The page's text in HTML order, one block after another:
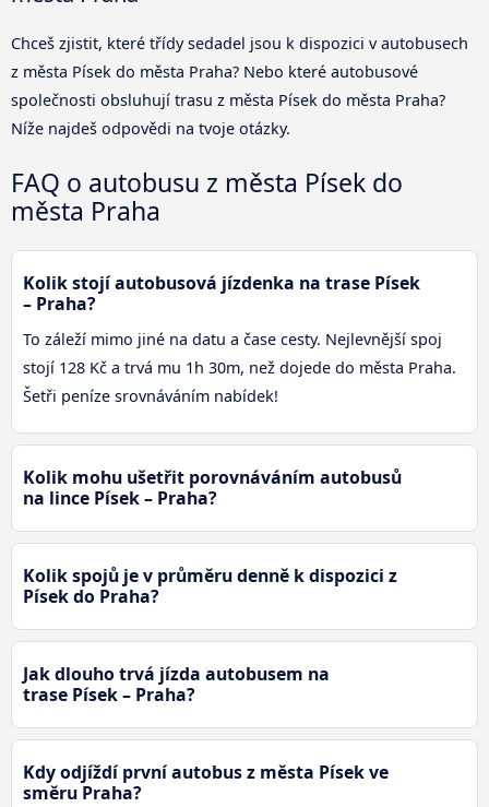
Chceš zjistit, které třídy sedadel jsou k dispozici v autobusech
z města Písek do města Praha? Nebo které autobusové
společnosti obsluhují trasu z města Písek do města Praha?
Níže najdeš odpovědi na tvoje otázky.
FAQ o autobusu z města Písek do
města Praha
Kolik stojí autobusová jízdenka na trase Písek
– Praha?
To záleží mimo jiné na datu a čase cesty. Nejlevnější spoj
stojí 128 Kč a trvá mu 1h 30m, než dojede do města Praha.
Šetři peníze srovnáváním nabídek!
Kolik mohu ušetřit porovnáváním autobusů
na lince Písek – Praha?
Kolik spojů je v průměru denně k dispozici z
Písek do Praha?
Jak dlouho trvá jízda autobusem na
trase Písek – Praha?
Kdy odjíždí první autobus z města Písek ve
směru Praha?